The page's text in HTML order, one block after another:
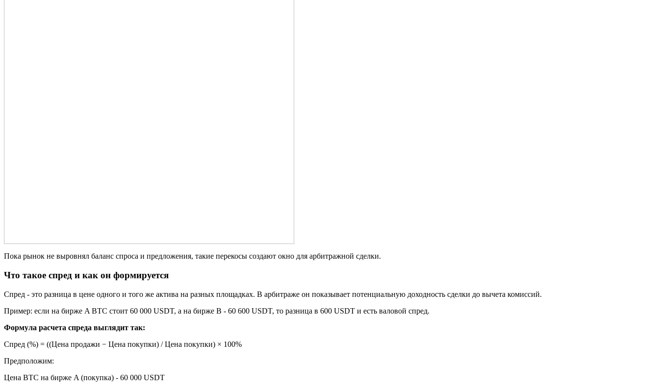
Пока рынок не выровнял баланс спроса и предложения, такие перекосы создают окно для арбитражной сделки.
Что такое спред и как он формируется
Спред - это разница в цене одного и того же актива на разных площадках. В арбитраже он показывает потенциальную доходность сделки до вычета комиссий.
Пример: если на бирже A BTC стоит 60 000 USDT, а на бирже B - 60 600 USDT, то разница в 600 USDT и есть валовой спред.
Формула расчета спреда выглядит так:
Спред (%) = ((Цена продажи − Цена покупки) / Цена покупки) × 100%
Предположим:
Цена BTC на бирже A (покупка) - 60 000 USDT